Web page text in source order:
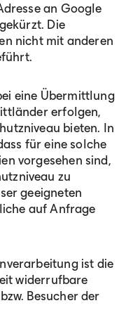
an Google
Die
nicht mit anderen
eine Übermittlung
erfolgen,
bieten. In
für eine solche
vorgesehen sind,
zu
geeigneten
auf Anfrage
ist die
widerrufbare
Besucher der